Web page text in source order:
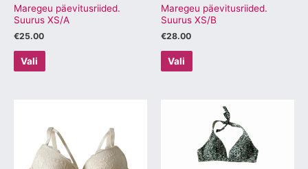
Maregeu päevitusriided.
Suurus XS/A
€25.00
Vali
tootelehel.
Maregeu päevitusriided.
Suurus XS/B
€28.00
Vali
tootelehel.
tootel
on
mitu
tootel
mitu